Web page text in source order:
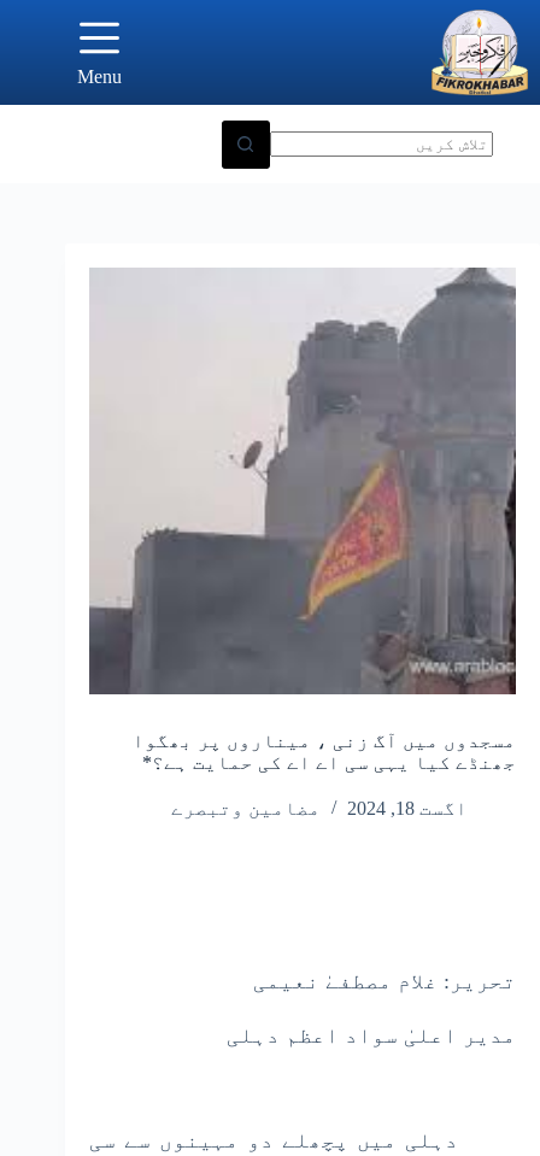
content
Menu
مسجدوں میں آگ زنی ، میناروں پر بھگوا
جھنڈے کیا یہی سی اے اے کی حمایت ہے؟*
اگست 18, 2024 مضامین وتبصرے
تحریر: غلام مصطفےٰ نعیمی
مدیر اعلیٰ سواد اعظم دہلی
دہلی میں پچھلے دو مہینوں سے سی